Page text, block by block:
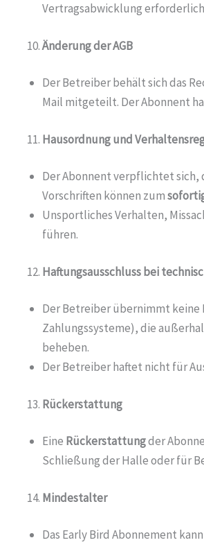
Vertragsabwicklung
Änderung der AGB
Der Betreiber behält sich das
Mail mitgeteilt. Der Abonnent
Hausordnung und
Der Abonnent verpflichtet sich,
Vorschriften können zum
Unsportliches Verhalten,
führen.
Haftungsausschluss bei
Der Betreiber übernimmt keine
Zahlungssysteme), die
beheben.
Der Betreiber haftet nicht für
Rückerstattung
Eine Rückerstattungder
Schließung der Halle oder für
Mindestalter
Das Early Bird Abonnement